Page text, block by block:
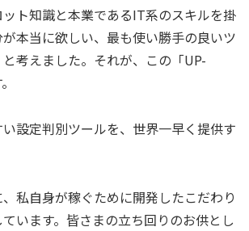
ト知識と本業であるIT系のスキルを掛
本当に欲しい、最も使い勝手の良いツ
考えました。それが、この「UP-
い設定判別ツールを、世界一早く提供す
私自身が稼ぐために開発したこだわり
います。皆さまの立ち回りのお供とし